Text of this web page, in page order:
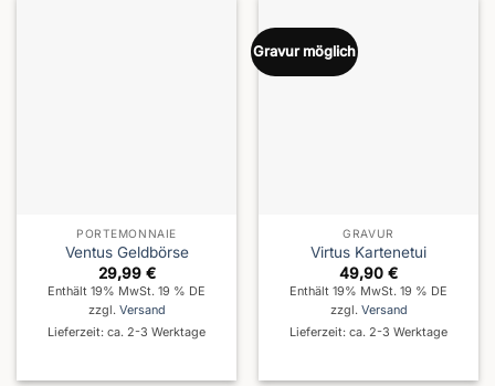
PORTEMONNAIE
Ventus Geldbörse
29,99 €
Enthält 19% MwSt. 19 % DE
zzgl. Versand
Lieferzeit: ca. 2-3 Werktage
Gravur möglich
GRAVUR
Virtus Kartenetui
49,90 €
Enthält 19% MwSt. 19 % DE
zzgl. Versand
Lieferzeit: ca. 2-3 Werktage